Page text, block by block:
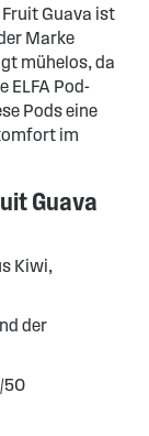
Guava ist
Marke
mühelos, da
ELFA Pod-
Pods eine
im
Guava
Kiwi,
der
50